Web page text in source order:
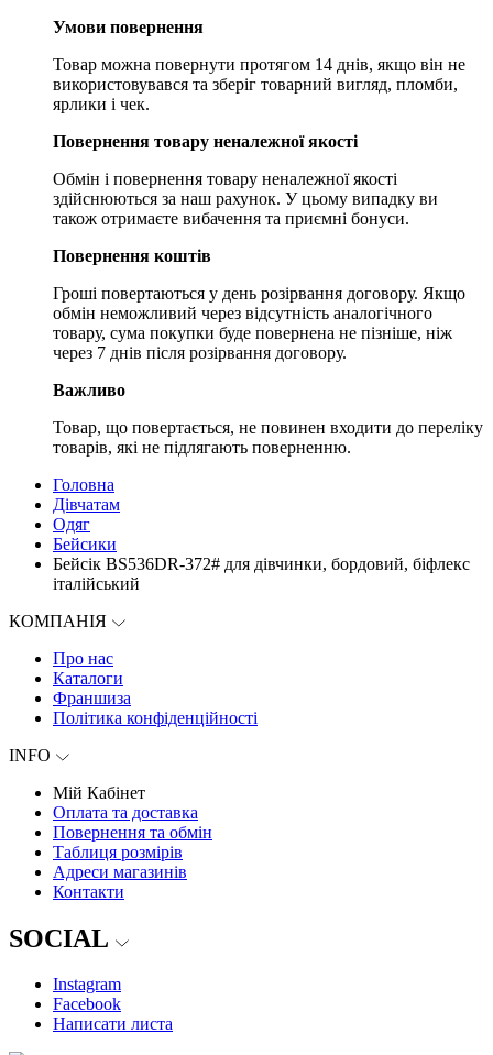
Умови повернення
Товар можна повернути протягом 14 днів, якщо він не
використовувався та зберіг товарний вигляд, пломби,
ярлики і чек.
Повернення товару неналежної якості
Обмін і повернення товару неналежної якості
здійснюються за наш рахунок. У цьому випадку ви
також отримаєте вибачення та приємні бонуси.
Повернення коштів
Гроші повертаються у день розірвання договору. Якщо
обмін неможливий через відсутність аналогічного
товару, сума покупки буде повернена не пізніше, ніж
через 7 днів після розірвання договору.
Важливо
Товар, що повертається, не повинен входити до переліку
товарів, які не підлягають поверненню.
Головна
Дівчатам
Одяг
Бейсики
Бейсік BS536DR-372# для дівчинки, бордовий, біфлекс
італійський
КОМПАНІЯ
Про нас
Каталоги
Франшиза
Політика конфіденційності
INFO
Мій Кабінет
Оплата та доставка
Повернення та обмін
Таблиця розмірів
Адреси магазинів
Контакти
SOCIAL
Instagram
Facebook
Написати листа